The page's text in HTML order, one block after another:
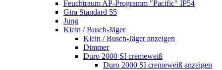
Feuchtraum AP-Programm "Pacific" IP54
Gira Standard 55
Jung
Klein / Busch-Jäger
Klein / Busch-Jäger anzeigen
Dimmer
Duro 2000 SI cremeweiß
Duro 2000 SI cremeweiß anzeigen